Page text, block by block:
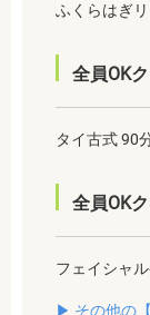
ふくらはぎ
全員OK
タイ古式 90
全員OK
フェイシャ
▶︎ その他の